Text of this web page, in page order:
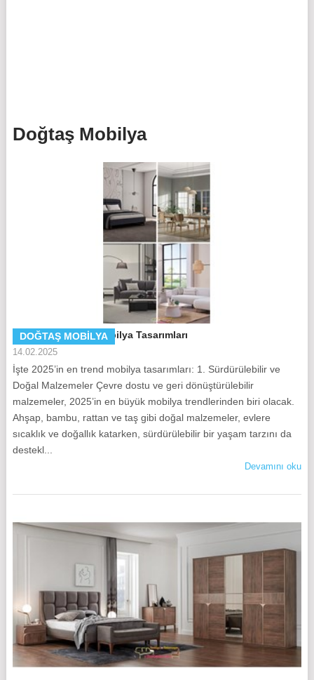
Doğtaş Mobilya
DOĞTAŞ MOBILYA
2025’in En Trend Mobilya Tasarımları
14.02.2025
İşte 2025’in en trend mobilya tasarımları: 1. Sürdürülebilir ve
Doğal Malzemeler Çevre dostu ve geri dönüştürülebilir
malzemeler, 2025’in en büyük mobilya trendlerinden biri olacak.
Ahşap, bambu, rattan ve taş gibi doğal malzemeler, evlere
sıcaklık ve doğallık katarken, sürdürülebilir bir yaşam tarzını da
destekl...
Devamını oku